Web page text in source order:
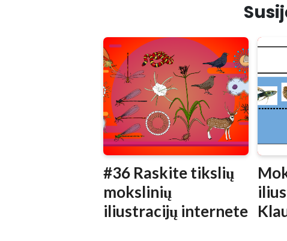
#36 Raskite tikslių
mokslinių
iliustracijų internete